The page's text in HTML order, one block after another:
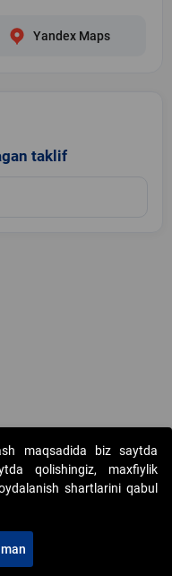
Yandex Maps
taklif
auksionlarni tashkil etish"
11
maqsadida biz saytda
qolishingiz, maxfiylik
shartlarini qabul